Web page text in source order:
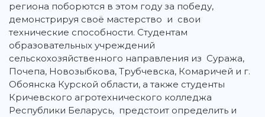
региона поборются в этом году за победу,
демонстрируя своё мастерство и свои
технические способности. Студентам
образовательных учреждений
сельскохозяйственного направления из Суража,
Почепа, Новозыбкова, Трубчевска, Комаричей и г.
Обоянска Курской области, а также студенты
Кричевского агротехнического колледжа
Республики Беларусь, предстоит определить и